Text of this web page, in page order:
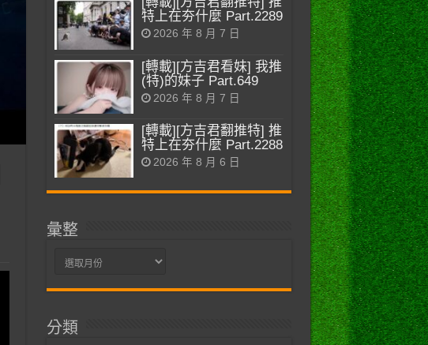
特上在夯什麼 Part.2289
2026 年 8 月 7 日
[轉載][方吉君看妹] 我推
(特)的妹子 Part.649
2026 年 8 月 7 日
[轉載][方吉君翻推特] 推
特上在夯什麼 Part.2288
2026 年 8 月 6 日
彙整
彙
分類